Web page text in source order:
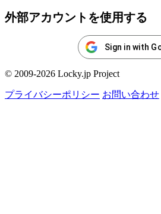
外部アカウントを使用する
Sign in with
© 2009-2026 Locky.jp Project
プライバシーポリシー お問い合わせ